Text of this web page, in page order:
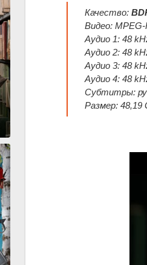
Качество:
Видео: MPEG-
Аудио 1: 48
Аудио 2: 48
Аудио 3: 48
Аудио 4: 48
Субтитры:
Размер: 48,19